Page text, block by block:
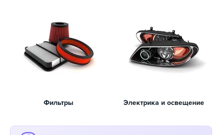
Фильтры Электрика и освещение